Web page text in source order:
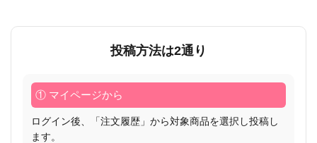
投稿方法は2通り
① マイページから
ログイン後、「注文履歴」から対象商品を選択し投稿し
ます。